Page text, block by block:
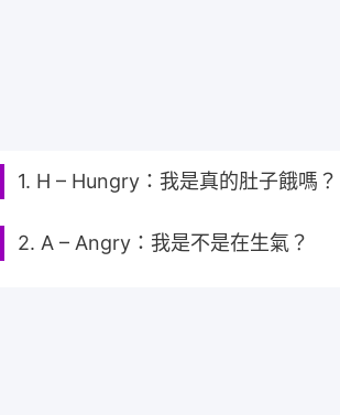
1. H – Hungry：我是真的肚子餓嗎？
2. A – Angry：我是不是在生氣？